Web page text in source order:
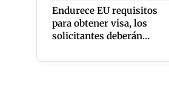
aguacate
Endurece EU requisitos
para obtener visa, los
solicitantes deberán
público sus redes sociales